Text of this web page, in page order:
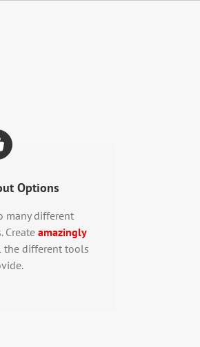
Options
many different
Createamazingly
different tools